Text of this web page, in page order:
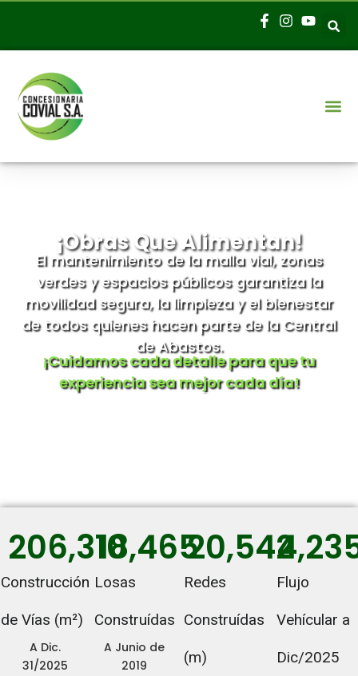
¡Obras Que Alimentan!
El mantenimiento de la malla vial, zonas
verdes y espacios públicos garantiza la
movilidad segura, la limpieza y el bienestar
de todos quienes hacen parte de la Central
de Abastos.
¡Cuidamos cada detalle para que tu
experiencia sea mejor cada día!
Construcción
de Vías (m²)
206,310
A Dic.
31/2025
Losas
Construídas
18,465
A Junio de
2019
Redes
Construídas
(m)
20,542
Flujo
Vehícular a
Dic/2025